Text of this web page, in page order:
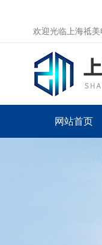
欢迎光临上海祗美
网站首页